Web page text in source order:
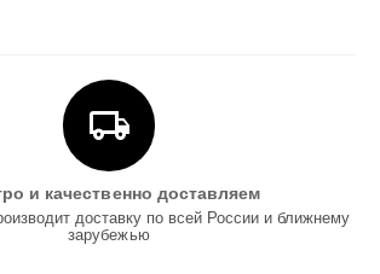
и качественно доставляем
доставку по всей России и ближнему
зарубежью